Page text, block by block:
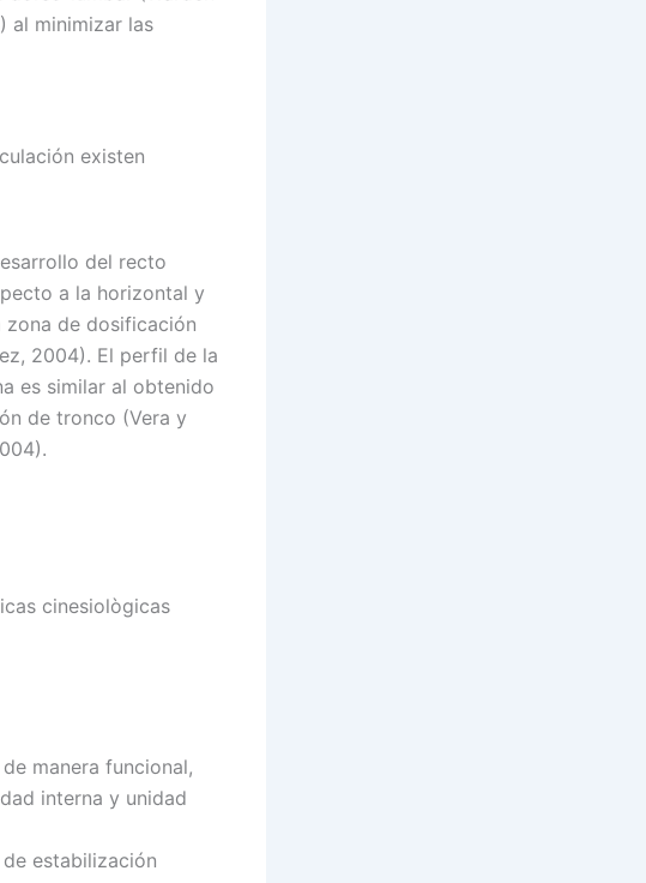
al minimizar las
existen
del recto
a la horizontal y
zona de dosificación
2004). El perfil de la
es similar al obtenido
de tronco (Vera y
cinesiològicas
manera funcional,
interna y unidad
de estabilización